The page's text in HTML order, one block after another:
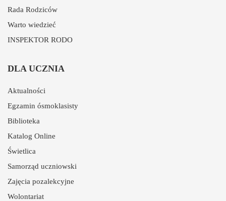
Rada Rodziców
Warto wiedzieć
INSPEKTOR RODO
DLA UCZNIA
Aktualności
Egzamin ósmoklasisty
Biblioteka
Katalog Online
Świetlica
Samorząd uczniowski
Zajęcia pozalekcyjne
Wolontariat